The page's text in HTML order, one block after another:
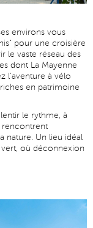
environs vous
pour une croisière
le vaste réseau des
dont La Mayenne
l’aventure à vélo
en patrimoine
le rythme, à
rencontrent
nature. Un lieu idéal
où déconnexion